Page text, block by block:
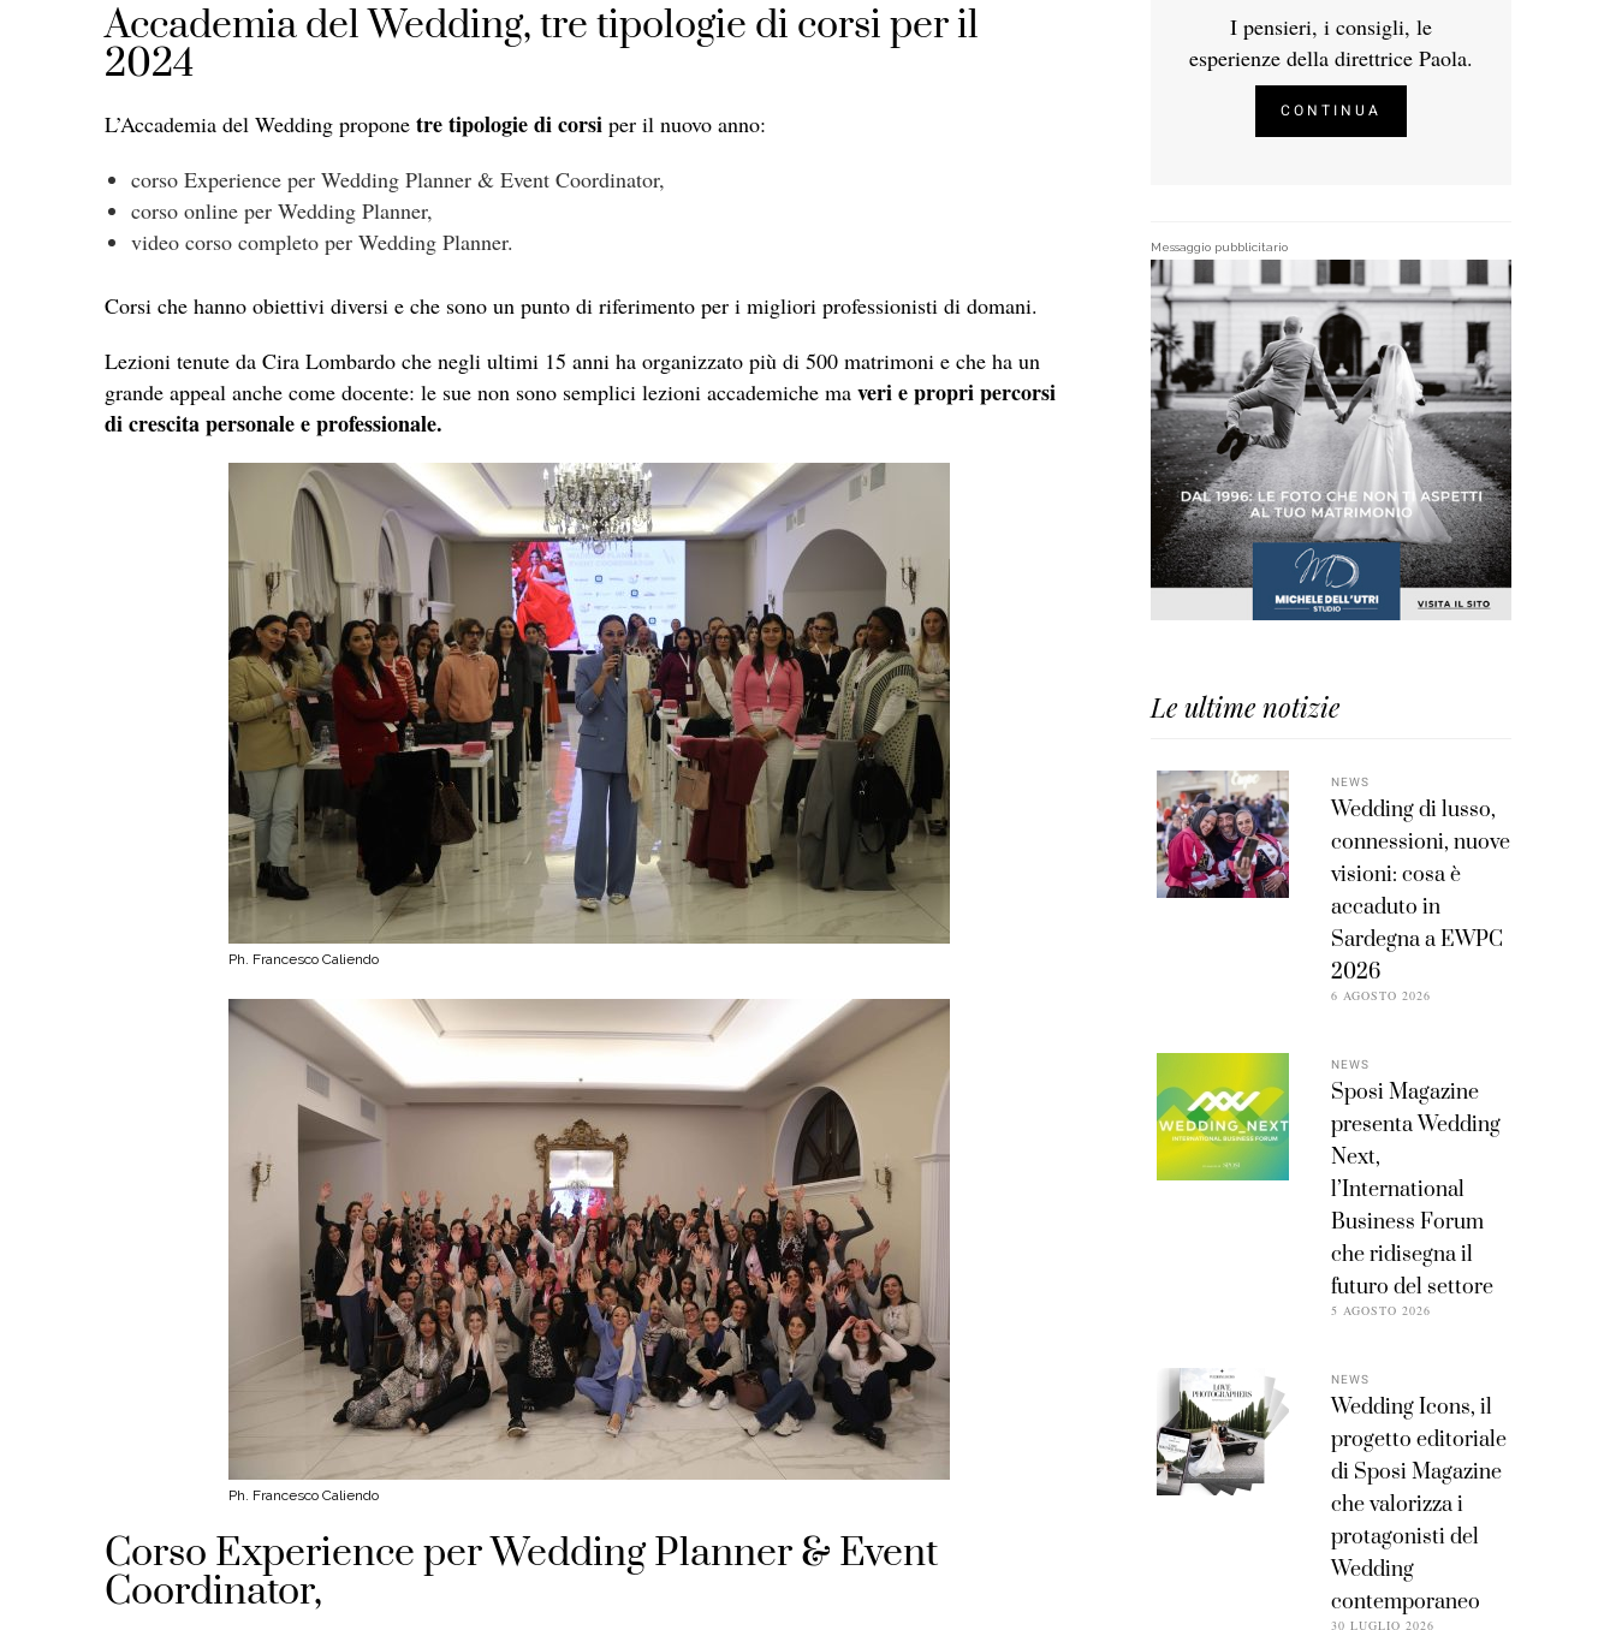
Accademia del Wedding, tre tipologie di corsi per il
2024
L’Accademia del Wedding propone tre tipologie di corsi per il nuovo anno:
corso Experience per Wedding Planner & Event Coordinator,
corso online per Wedding Planner,
video corso completo per Wedding Planner.
Corsi che hanno obiettivi diversi e che sono un punto di riferimento per i migliori professionisti di domani.
Lezioni tenute da Cira Lombardo che negli ultimi 15 anni ha organizzato più di 500 matrimoni e che ha un
grande appeal anche come docente: le sue non sono semplici lezioni accademiche ma veri e propri percorsi
di crescita personale e professionale.
Ph. Francesco Caliendo
Ph. Francesco Caliendo
Corso Experience per Wedding Planner & Event
Coordinator,
I pensieri, i consigli, le
esperienze della direttrice Paola.
CONTINUA
Messaggio pubblicitario
Le ultime notizie
NEWS
Wedding di lusso,
connessioni, nuove
visioni: cosa è
accaduto in
Sardegna a EWPC
2026
6 AGOSTO 2026
NEWS
Sposi Magazine
presenta Wedding
Next,
l’International
Business Forum
che ridisegna il
futuro del settore
5 AGOSTO 2026
NEWS
Wedding Icons, il
progetto editoriale
di Sposi Magazine
che valorizza i
protagonisti del
Wedding
contemporaneo
30 LUGLIO 2026